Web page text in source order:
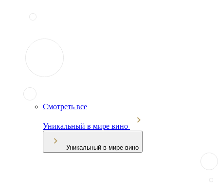
Смотреть все
Уникальный в мире вино
Уникальный в мире вино